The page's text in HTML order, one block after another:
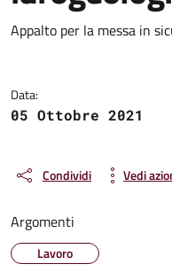
Dettagli
Appalto per la messa in
Data:
05 Ottobre 2021
Condividi Vedi
Argomenti
Lavoro